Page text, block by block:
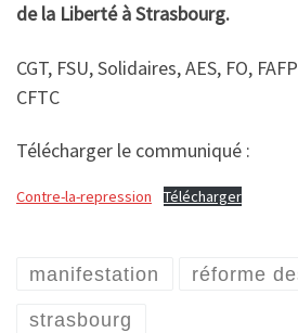
de la Liberté à Strasbourg.
CGT, FSU, Solidaires, AES, FO,
CFTC
Télécharger le communiqué :
Contre-la-repression Télécharger
manifestation réforme
strasbourg